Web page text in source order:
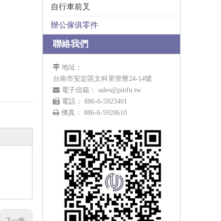
自行車前叉
辦公傢俱零件
聯絡我們
 地址：
台南市安定區文科里管寮24-14號
 電子信箱： sales@pinfu.tw
 電話： 886-6-5923401
 傳真： 886-6-5920610